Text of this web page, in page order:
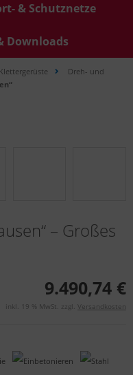
& Schutznetze
Downloads
Klettergerüste
Dreh- und
– Großes
9.490,74 €
inkl. 19 % MwSt. zzgl. Versandkosten